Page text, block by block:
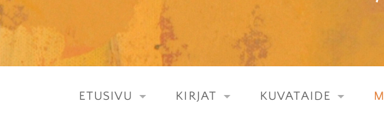
ETUSIVU KIRJAT KUVATAIDE